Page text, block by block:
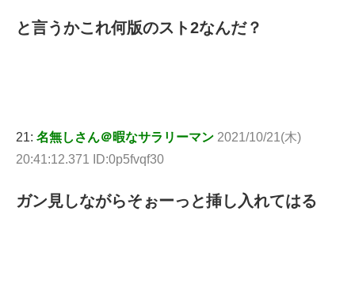
と言うかこれ何版のスト2なんだ？
21: 名無しさん＠暇なサラリーマン 2021/10/21(木)
20:41:12.371 ID:0p5fvqf30
ガン見しながらそぉーっと挿し入れてはる